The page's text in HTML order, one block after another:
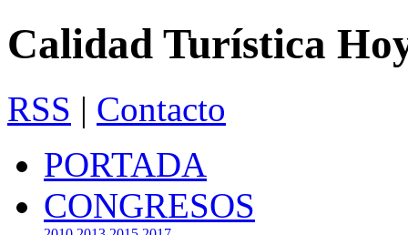
Calidad Turística
RSS | Contacto
PORTADA
CONGRESOS